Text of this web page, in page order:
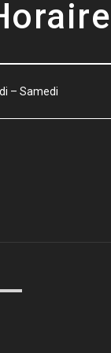
– Samedi 8:00